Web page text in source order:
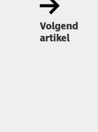
Volgend
artikel